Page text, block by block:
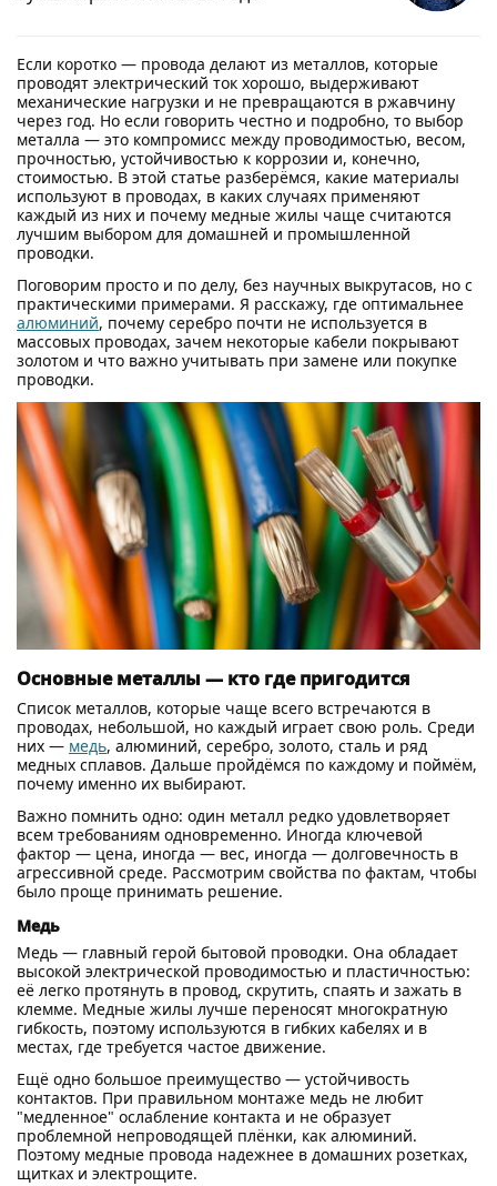
Если коротко — провода делают из металлов, которые
проводят электрический ток хорошо, выдерживают
механические нагрузки и не превращаются в ржавчину
через год. Но если говорить честно и подробно, то выбор
металла — это компромисс между проводимостью, весом,
прочностью, устойчивостью к коррозии и, конечно,
стоимостью. В этой статье разберёмся, какие материалы
используют в проводах, в каких случаях применяют
каждый из них и почему медные жилы чаще считаются
лучшим выбором для домашней и промышленной
проводки.
Поговорим просто и по делу, без научных выкрутасов, но с
практическими примерами. Я расскажу, где оптимальнее
алюминий, почему серебро почти не используется в
массовых проводах, зачем некоторые кабели покрывают
золотом и что важно учитывать при замене или покупке
проводки.
Основные металлы — кто где пригодится
Список металлов, которые чаще всего встречаются в
проводах, небольшой, но каждый играет свою роль. Среди
них — медь, алюминий, серебро, золото, сталь и ряд
медных сплавов. Дальше пройдёмся по каждому и поймём,
почему именно их выбирают.
Важно помнить одно: один металл редко удовлетворяет
всем требованиям одновременно. Иногда ключевой
фактор — цена, иногда — вес, иногда — долговечность в
агрессивной среде. Рассмотрим свойства по фактам, чтобы
было проще принимать решение.
Медь
Медь — главный герой бытовой проводки. Она обладает
высокой электрической проводимостью и пластичностью:
её легко протянуть в провод, скрутить, спаять и зажать в
клемме. Медные жилы лучше переносят многократную
гибкость, поэтому используются в гибких кабелях и в
местах, где требуется частое движение.
Ещё одно большое преимущество — устойчивость
контактов. При правильном монтаже медь не любит
"медленное" ослабление контакта и не образует
проблемной непроводящей плёнки, как алюминий.
Поэтому медные провода надежнее в домашних розетках,
щитках и электрощите.